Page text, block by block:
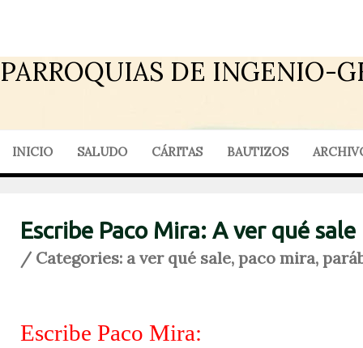
PARROQUIAS DE INGENIO-
INICIO SALUDO CÁRITAS BAUTIZOS
Escribe Paco Mira: A ver qué sale
/ Categories: a ver qué sale,paco mira,
Escribe Paco Mira: